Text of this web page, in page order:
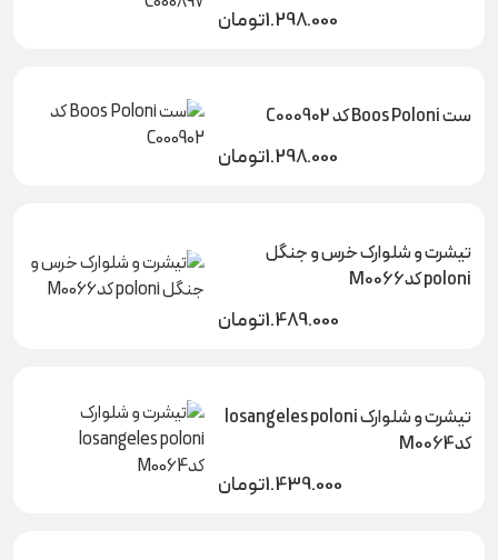
1.298.000تومان
ست Boos Poloni کد C000902
1.298.000تومان
تیشرت و شلوارک خرس و جنگل
poloni کدM0066
1.489.000تومان
تیشرت و شلوارک losangeles poloni
کدM0064
1.439.000تومان